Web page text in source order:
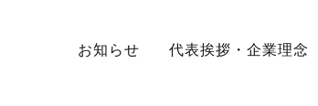
お知らせ 代表挨拶・企業理念